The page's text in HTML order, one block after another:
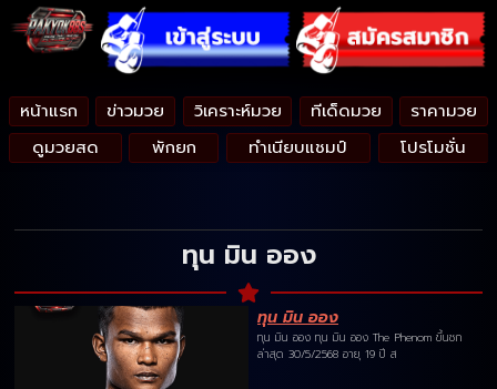
หน้าแรก ข่าวมวย วิเคราะห์มวย ทีเด็ดมวย
ราคามวย
ดูมวยสด
พักยก ทำเนียบแชมป์ โปรโมชั่น
ทุน มิน ออง
ทุน มิน ออง
ทุน มิน ออง ทุน มิน ออง The Phenom ขึ้นชก
ล่าสุด 30/5/2568 อายุ 19 ปี ส